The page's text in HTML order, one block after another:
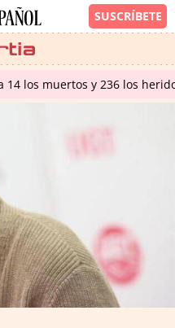
14 los muertos y 236 los